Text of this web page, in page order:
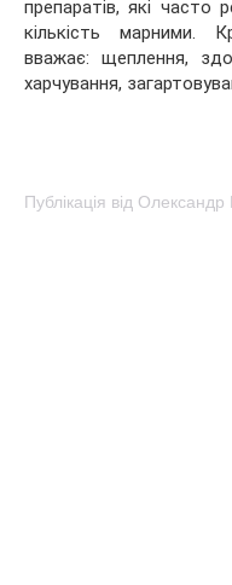
препаратів, які часто
кількість марними.
вважає: щеплення,
харчування,